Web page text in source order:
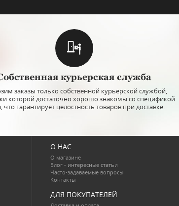
курьерская служба
заказы только собственной курьерской службой,
которой достаточно хорошо знакомы со спецификой
что гарантирует целостность товаров при доставке.
О НАС
О магазине
Блог - интересные статьи
Часто-задаваемые вопросы
Контакты
ДЛЯ ПОКУПАТЕЛЕЙ